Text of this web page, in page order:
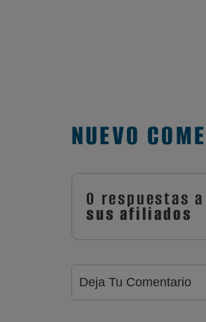
NUEVO
0 respuestas a
sus afiliados